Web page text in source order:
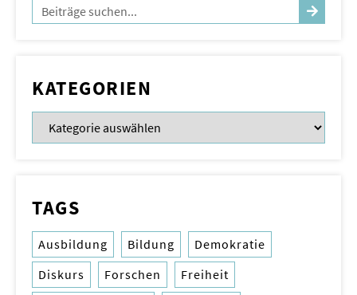
KATEGORIEN
TAGS
Ausbildung Bildung
Demokratie
Diskurs
Forschen
Freiheit